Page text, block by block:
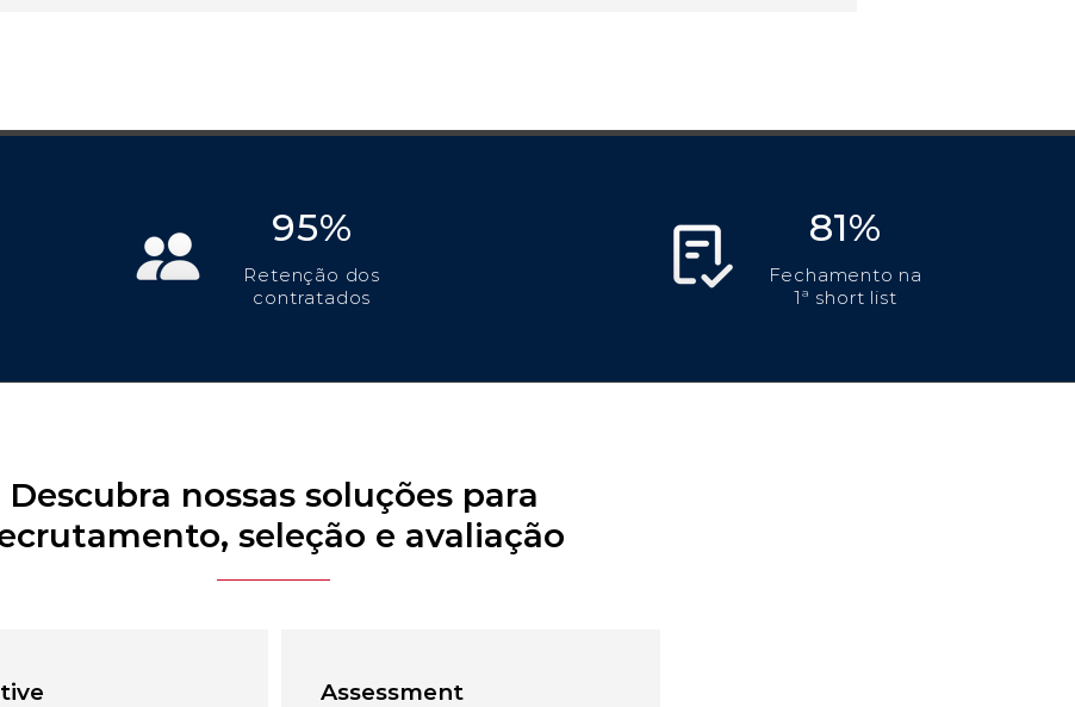
95%
Retenção dos
contratados
81%
Fechamento na
1ª short list
Descubra nossas soluções para
seleção e avaliação
Assessment